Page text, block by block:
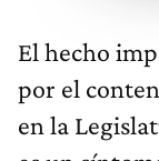
El hecho
por el
en la